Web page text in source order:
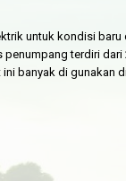
untuk kondisi baru
terdiri dari
banyak di gunakan